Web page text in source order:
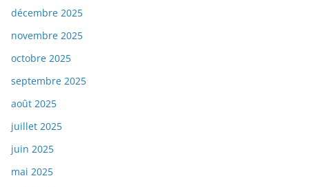
décembre 2025
novembre 2025
octobre 2025
septembre 2025
août 2025
juillet 2025
juin 2025
mai 2025